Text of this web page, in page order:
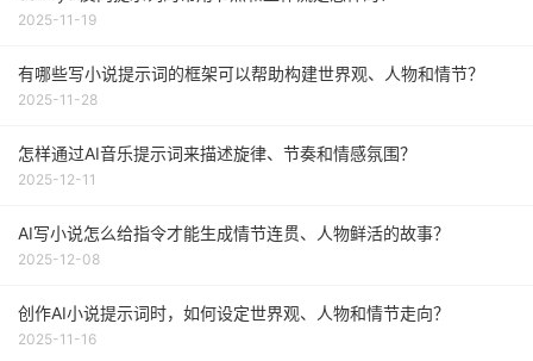
2025-11-19
有哪些写小说提示词的框架可以帮助构建世界观、人物和情节？
2025-11-28
怎样通过AI音乐提示词来描述旋律、节奏和情感氛围？
2025-12-11
AI写小说怎么给指令才能生成情节连贯、人物鲜活的故事？
2025-12-08
创作AI小说提示词时，如何设定世界观、人物和情节走向？
2025-11-16